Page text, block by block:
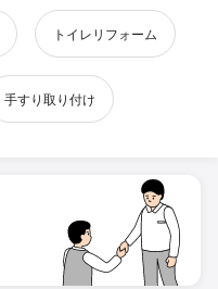
トイレリフォーム
手すり取り付け